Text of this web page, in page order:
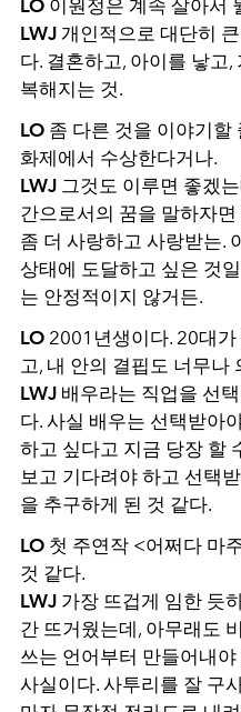
LO 이원정은 계속 살아서
LWJ 개인적으로 대단히
다. 결혼하고, 아이를 낳고
복해지는 것.
LO 좀 다른 것을 이야기할
화제에서 수상한다거나.
LWJ 그것도 이루면 좋겠
간으로서의 꿈을 말하자
좀 더 사랑하고 사랑받는.
상태에 도달하고 싶은 것
는 안정적이지 않거든.
LO 2001년생이다. 20대
고, 내 안의 결핍도 너무나
LWJ 배우라는 직업을 선
다. 사실 배우는 선택받아
하고 싶다고 지금 당장 할
보고 기다려야 하고 선택
을 추구하게 된 것 같다.
LO 첫 주연작 <어쩌다 마
것 같다.
LWJ 가장 뜨겁게 임한 듯
간 뜨거웠는데, 아무래도
쓰는 언어부터 만들어내
사실이다. 사투리를 잘 구